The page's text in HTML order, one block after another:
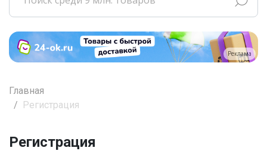
Реклама
Главная
Регистрация
Регистрация